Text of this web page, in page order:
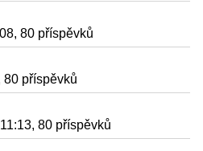
80 příspěvků
80 příspěvků
80 příspěvků